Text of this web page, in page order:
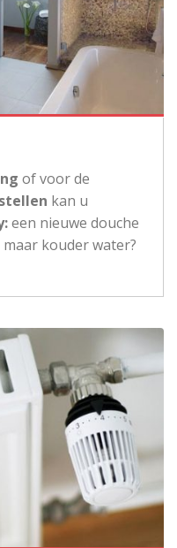
of voor de
kan u
een nieuwe douche
kouder water?